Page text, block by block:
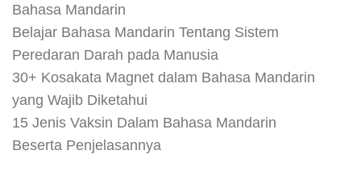
Bahasa Mandarin
Belajar Bahasa Mandarin Tentang Sistem
Peredaran Darah pada Manusia
30+ Kosakata Magnet dalam Bahasa Mandarin
yang Wajib Diketahui
15 Jenis Vaksin Dalam Bahasa Mandarin
Beserta Penjelasannya